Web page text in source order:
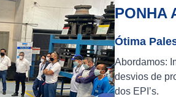
PONHA
Ótima
Abordamos:
desvios de
dos EPI’s.